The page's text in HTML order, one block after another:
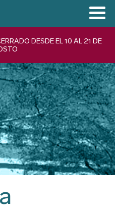
DESDE EL 10 AL 21 DE